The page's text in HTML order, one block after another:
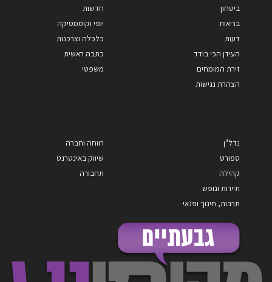
ביטחון
בריאות
דעות
העידן הכי בודד
זירת המומחים
הצהרת נגישות
חדשות
יופי וקוסמטיקה
כלכלה וצרכנות
כתבה ראשית
משפטי
נדל"ן
ספורט
קהילה
תיירות ונופש
תרבות, חינוך ופנאי
רווחה וחברה
שיווק באינטרנט
תחבורה